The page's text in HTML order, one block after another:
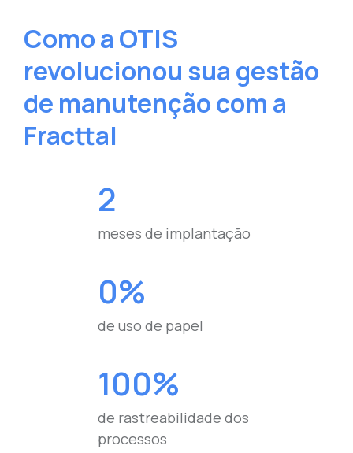
Como a OTIS
revolucionou sua gestão
de manutenção com a
Fracttal
2
meses de implantação
0%
de uso de papel
100%
de rastreabilidade dos
processos